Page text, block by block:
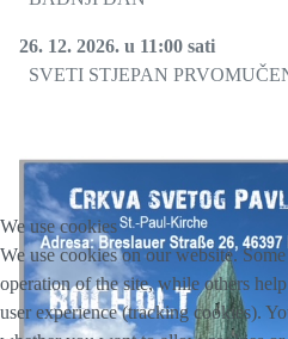
26. 12. 2026. u 11:00 sati
SVETI STJEPAN
We use cookies
We use cookies on our website.
operation of the site, while others
user experience (tracking cookies).